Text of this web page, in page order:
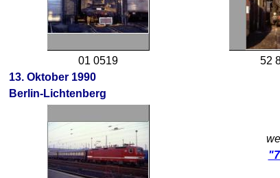
01 0519
52
13. Oktober 1990
Berlin-Lichtenberg